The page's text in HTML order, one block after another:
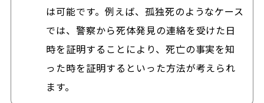
は可能です。例えば、孤独死のようなケース
では、警察から死体発見の連絡を受けた日
時を証明することにより、死亡の事実を知
った時を証明するといった方法が考えられ
ます。